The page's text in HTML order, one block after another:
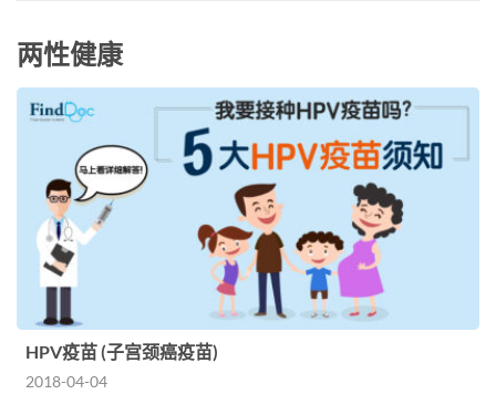
两性健康
HPV疫苗 (子宫颈癌疫苗)
2018-04-04